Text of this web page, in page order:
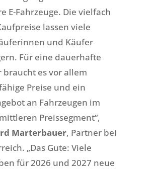
E-Fahrzeuge. Die vielfach
lassen viele
und Käufer
Für eine dauerhafte
es vor allem
Preise und ein
an Fahrzeugen im
Preissegment“,
Marterbauer, Partner bei
„Das Gute: Viele
für 2026 und 2027 neue